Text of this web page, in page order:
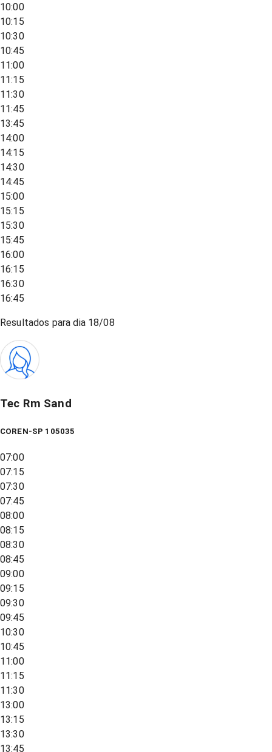
10:00
10:15
10:30
10:45
11:00
11:15
11:30
11:45
13:45
14:00
14:15
14:30
14:45
15:00
15:15
15:30
15:45
16:00
16:15
16:30
16:45
Resultados para dia 18/08
Tec Rm Sand
COREN-SP 105035
07:00
07:15
07:30
07:45
08:00
08:15
08:30
08:45
09:00
09:15
09:30
09:45
10:30
10:45
11:00
11:15
11:30
13:00
13:15
13:30
13:45